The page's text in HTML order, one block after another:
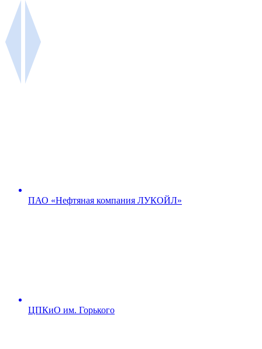
ПАО «Нефтяная компания ЛУКОЙЛ»
ЦПКиО им. Горького